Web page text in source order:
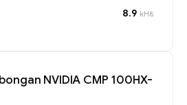
8.9 kH/s
NVIDIA CMP 100HX-